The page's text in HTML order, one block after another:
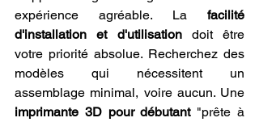
expérience agréable. La facilité
d'installation et d'utilisation doit être
votre priorité absolue. Recherchez des
modèles qui nécessitent un
imprimante 3D pour débutant "prête à